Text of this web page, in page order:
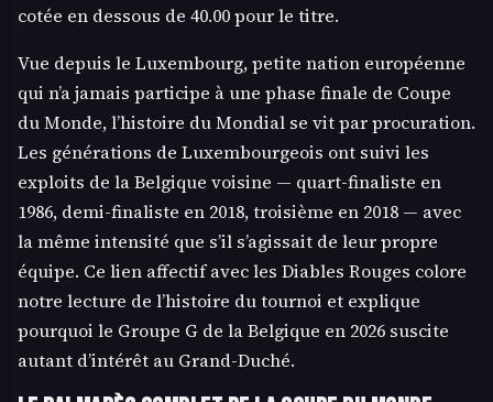
cotée en dessous de 40.00 pour le titre.
Vue depuis le Luxembourg, petite nation européenne
qui n’a jamais participe à une phase finale de Coupe
du Monde, l’histoire du Mondial se vit par procuration.
Les générations de Luxembourgeois ont suivi les
exploits de la Belgique voisine — quart-finaliste en
1986, demi-finaliste en 2018, troisième en 2018 — avec
la même intensité que s’il s’agissait de leur propre
équipe. Ce lien affectif avec les Diables Rouges colore
notre lecture de l’histoire du tournoi et explique
pourquoi le Groupe G de la Belgique en 2026 suscite
autant d’intérêt au Grand-Duché.